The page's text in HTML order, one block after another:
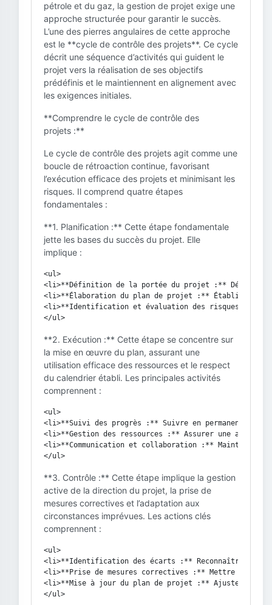
pétrole et du gaz, la gestion de projet exige une
approche structurée pour garantir le succès.
L’une des pierres angulaires de cette approche
est le **cycle de contrôle des projets**. Ce cycle
décrit une séquence d’activités qui guident le
projet vers la réalisation de ses objectifs
prédéfinis et le maintiennent en alignement avec
les exigences initiales.
**Comprendre le cycle de contrôle des
projets :**
Le cycle de contrôle des projets agit comme une
boucle de rétroaction continue, favorisant
l’exécution efficace des projets et minimisant les
risques. Il comprend quatre étapes
fondamentales :
**1. Planification :** Cette étape fondamentale
jette les bases du succès du projet. Elle
implique :
<ul>
<li>**Définition de la portée du projet :** Définir
<li>**Élaboration du plan de projet :** Établir un
<li>**Identification et évaluation des risques :**
**2. Exécution :** Cette étape se concentre sur
la mise en œuvre du plan, assurant une
utilisation efficace des ressources et le respect
du calendrier établi. Les principales activités
comprennent :
<ul>
<li>**Suivi des progrès :** Suivre en permanence
<li>**Gestion des ressources :** Assurer une
<li>**Communication et collaboration :** Maintenir
**3. Contrôle :** Cette étape implique la gestion
active de la direction du projet, la prise de
mesures correctives et l’adaptation aux
circonstances imprévues. Les actions clés
comprennent :
<ul>
<li>**Identification des écarts :** Reconnaître tout
<li>**Prise de mesures correctives :** Mettre en
<li>**Mise à jour du plan de projet :** Ajuster le